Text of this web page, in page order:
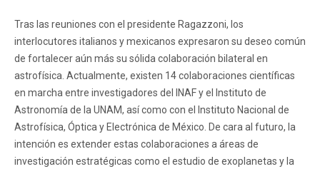
Tras las reuniones con el presidente Ragazzoni, los
interlocutores italianos y mexicanos expresaron su deseo común
de fortalecer aún más su sólida colaboración bilateral en
astrofísica. Actualmente, existen 14 colaboraciones científicas
en marcha entre investigadores del INAF y el Instituto de
Astronomía de la UNAM, así como con el Instituto Nacional de
Astrofísica, Óptica y Electrónica de México. De cara al futuro, la
intención es extender estas colaboraciones a áreas de
investigación estratégicas como el estudio de exoplanetas y la